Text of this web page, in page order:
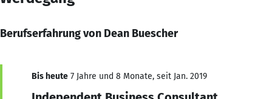
Berufserfahrung von Dean Buescher
Bis heute 7 Jahre und 8 Monate, seit Jan. 2019